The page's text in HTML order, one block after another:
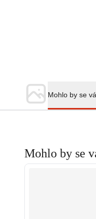
Mohlo by se
Mohlo by se